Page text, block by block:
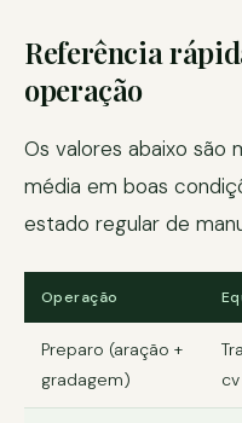
Referência
operação
Os valores abaixo são
média em boas
estado regular de
Operação
Preparo (aração +
gradagem)
cv